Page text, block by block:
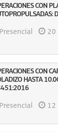
CON
20
CON
HASTA
12